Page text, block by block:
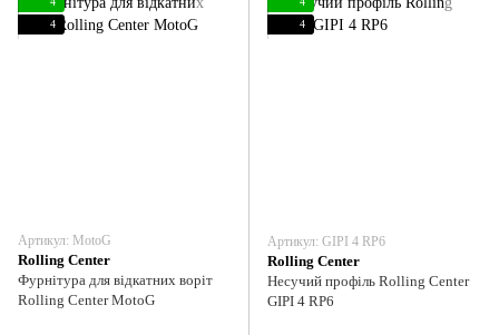
4
Артикул: MotoG
Rolling Center
Фурнітура для відкатних воріт
Rolling Center MotoG
4
Артикул: GIPI 4 RP6
Rolling Center
Несучий профіль Rolling Center
GIPI 4 RP6